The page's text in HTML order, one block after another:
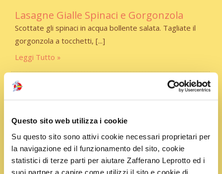
Questo sito web utilizza i cookie
Su questo sito sono attivi cookie necessari proprietari per
la navigazione ed il funzionamento del sito, cookie
statistici di terze parti per aiutare Zafferano Leprotto ed i
suoi partner a capire come utilizzi il sito e cookie di
Lasagne Gialle Spinaci e Gorgonzola
Scottate gli spinaci in acqua bollente salata. Tagliate il
gorgonzola a tocchetti,
Leggi Tutto